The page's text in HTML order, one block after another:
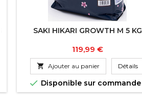
SAKI HIKARI GROWTH M 5 KG
Prix
119,99 €
 Ajouter au panier Détails
 Disponible sur commande